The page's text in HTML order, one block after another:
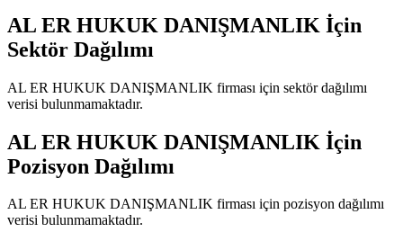
AL ER HUKUK DANIŞMANLIK İçin
Sektör Dağılımı
AL ER HUKUK DANIŞMANLIK firması için sektör dağılımı
verisi bulunmamaktadır.
AL ER HUKUK DANIŞMANLIK İçin
Pozisyon Dağılımı
AL ER HUKUK DANIŞMANLIK firması için pozisyon dağılımı
verisi bulunmamaktadır.